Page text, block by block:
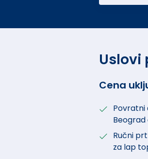
Uslovi
Cena
Povratni
Beograd
Ručni
za lap